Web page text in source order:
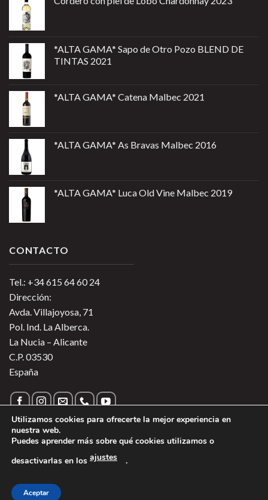
*ALTA GAMA* Sapo de Otro Pozo BLEND DE
TINTAS 2021
*ALTA GAMA* Catena Malbec 2021
*ALTA GAMA* As Bravas Malbec 2016
*ALTA GAMA* Luca Old Vine Malbec 2019
CONTACTO
Tel.: +34 615 64 60 24
Dirección:
Avda. Villajoyosa, 71
Pol. Ind. La Alberca.
La Nucia – Alicante
C.P. 03530
España
sobre las Cookies
Copyright 2026 ©
Utilizamos cookies para ofrecerte la mejor experiencia en
nuestra web.
Puedes aprender más sobre qué cookies utilizamos o
desactivarlas en los ajustes .
Aceptar